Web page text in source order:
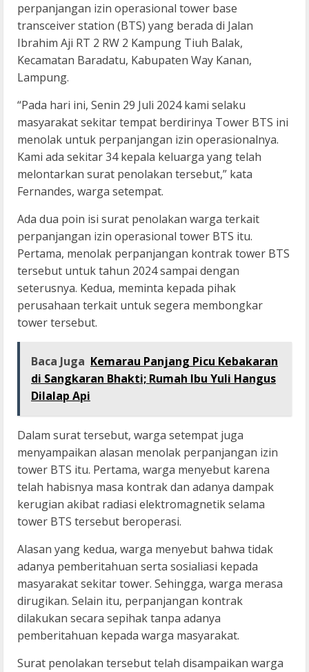
perpanjangan izin operasional tower base
transceiver station (BTS) yang berada di Jalan
Ibrahim Aji RT 2 RW 2 Kampung Tiuh Balak,
Kecamatan Baradatu, Kabupaten Way Kanan,
Lampung.
“Pada hari ini, Senin 29 Juli 2024 kami selaku
masyarakat sekitar tempat berdirinya Tower BTS ini
menolak untuk perpanjangan izin operasionalnya.
Kami ada sekitar 34 kepala keluarga yang telah
melontarkan surat penolakan tersebut,” kata
Fernandes, warga setempat.
Ada dua poin isi surat penolakan warga terkait
perpanjangan izin operasional tower BTS itu.
Pertama, menolak perpanjangan kontrak tower BTS
tersebut untuk tahun 2024 sampai dengan
seterusnya. Kedua, meminta kepada pihak
perusahaan terkait untuk segera membongkar
tower tersebut.
Baca Juga Kemarau Panjang Picu Kebakaran
di Sangkaran Bhakti; Rumah Ibu Yuli Hangus
Dilalap Api
Dalam surat tersebut, warga setempat juga
menyampaikan alasan menolak perpanjangan izin
tower BTS itu. Pertama, warga menyebut karena
telah habisnya masa kontrak dan adanya dampak
kerugian akibat radiasi elektromagnetik selama
tower BTS tersebut beroperasi.
Alasan yang kedua, warga menyebut bahwa tidak
adanya pemberitahuan serta sosialiasi kepada
masyarakat sekitar tower. Sehingga, warga merasa
dirugikan. Selain itu, perpanjangan kontrak
dilakukan secara sepihak tanpa adanya
pemberitahuan kepada warga masyarakat.
Surat penolakan tersebut telah disampaikan warga